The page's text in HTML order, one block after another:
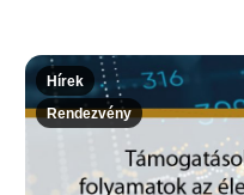
Hírek
Rendezvény